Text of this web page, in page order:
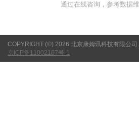
通过在线咨询，参考数据
COPYRIGHT (©) 2026 北京康姆讯科技有限公司.
京ICP备11002167号-1